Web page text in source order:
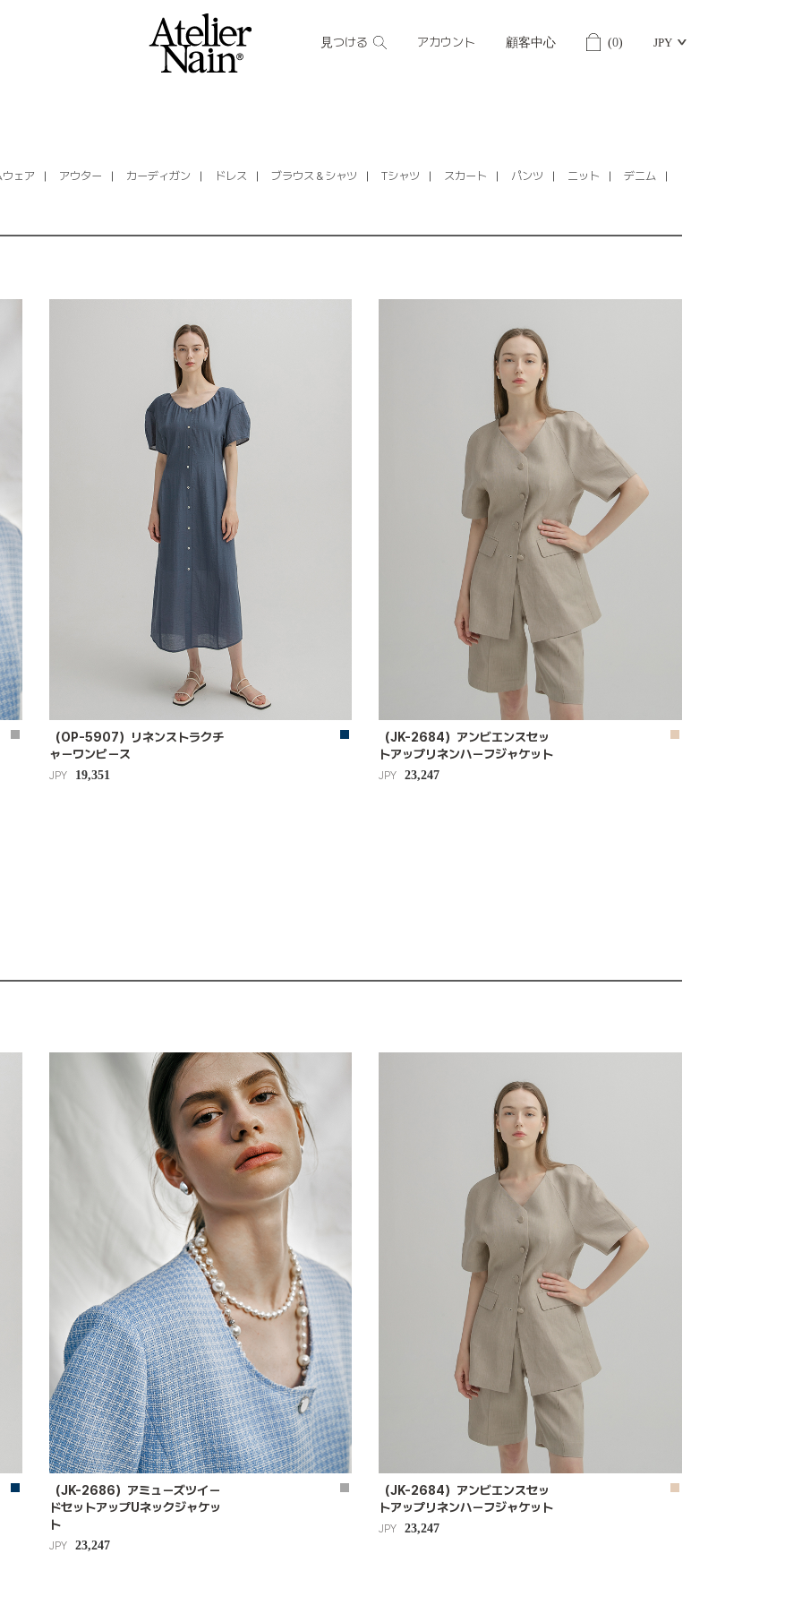
見つける アカウント 顧客中心 (0) JPY
ェア アウター カーディガン ドレス ブラウス＆シャツ Tシャツ スカート パンツ ニット デニム
（OP-5907）リネンストラクチ
ャーワンピース
JPY 19,351
（JK-2684）アンビエンスセッ
トアップリネンハーフジャケット
JPY 23,247
（JK-2686）アミューズツイー
ドセットアップUネックジャケッ
ト
JPY 23,247
（JK-2684）アンビエンスセッ
トアップリネンハーフジャケット
JPY 23,247